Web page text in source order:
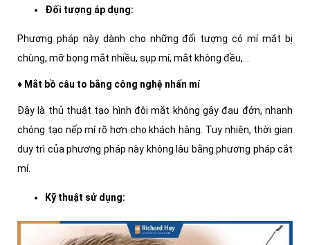
Đối tượng áp dụng:
Phương pháp này dành cho những đối tượng có mí mắt bị
chùng, mỡ bọng mắt nhiều, sụp mí, mắt không đều,...
♦ Mắt bồ câu to bằng công nghệ nhấn mí
Đây là thủ thuật tạo hình đôi mắt không gây đau đớn, nhanh
chóng tạo nếp mí rõ hơn cho khách hàng. Tuy nhiên, thời gian
duy trì của phương pháp này không lâu bằng phương pháp cắt
mí.
Kỹ thuật sử dụng: